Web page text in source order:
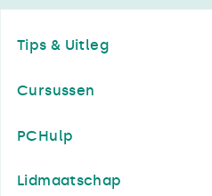
Tips & Uitleg
Cursussen
PCHulp
Lidmaatschap